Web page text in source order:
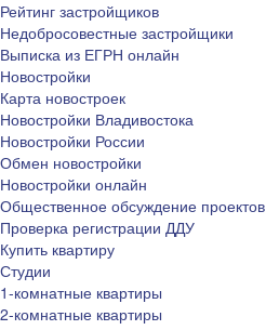
Рейтинг застройщиков
Недобросовестные застройщики
Выписка из ЕГРН онлайн
Новостройки
Карта новостроек
Новостройки Владивостока
Новостройки России
Обмен новостройки
Новостройки онлайн
Общественное обсуждение проектов
Проверка регистрации ДДУ
Купить квартиру
Студии
1-комнатные квартиры
2-комнатные квартиры